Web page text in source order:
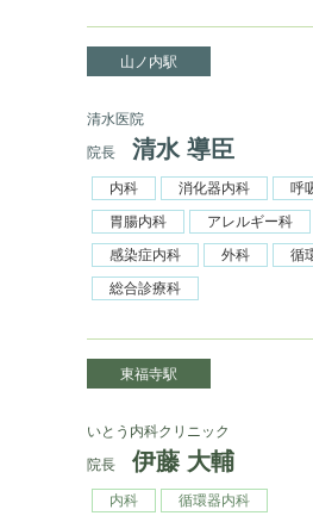
山ノ内駅
清水医院
院長
清水 導臣
内科 消化器内科
呼
胃腸内科
アレルギー科
感染症内科
外科
循
総合診療科
東福寺駅
いとう内科クリニック
院長
伊藤 大輔
内科 循環器内科